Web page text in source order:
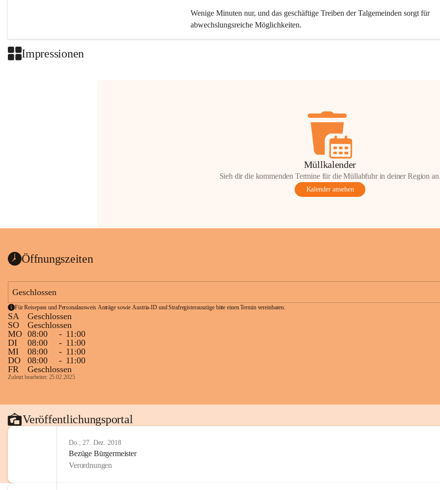
Wenige Minuten nur, und das geschäftige Treiben der Talgemeinden sorgt für
abwechslungsreiche Möglichkeiten.
Impressionen
Müllkalender
Sieh dir die kommenden Termine für die Müllabfuhr in deiner Region
Kalender ansehen
Öffnungszeiten
Geschlossen
Für Reisepass und Personalausweis Anträge sowie Austria-ID und Strafregisterauszüge bitte einen Termin vereinbaren.
SA
Geschlossen
SO
Geschlossen
MO 08:00 - 11:00
DI
08:00 - 11:00
MI
08:00 - 11:00
DO
08:00 - 11:00
FR
Geschlossen
Zuletzt bearbeitet: 25.02.2025
Veröffentlichungsportal
Do., 27. Dez. 2018
Bezüge Bürgermeister
Verordnungen